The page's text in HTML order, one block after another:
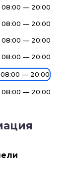
08:00 — 20:00
08:00 — 20:00
08:00 — 20:00
08:00 — 20:00
08:00 — 20:00
08:00 — 20:00